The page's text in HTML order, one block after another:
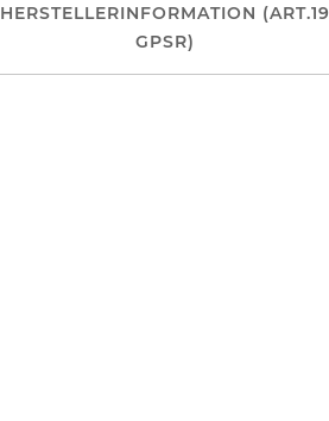
HERSTELLERINFORMATION (ART.19
GPSR)